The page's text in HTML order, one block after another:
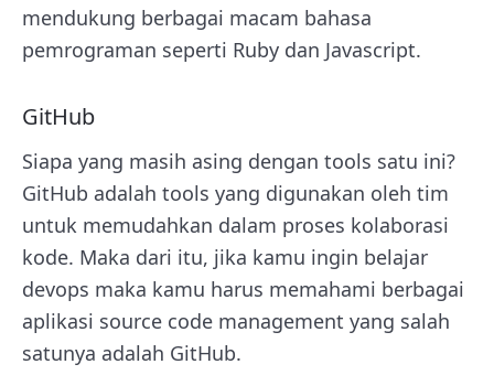
mendukung berbagai macam bahasa
pemrograman seperti Ruby dan Javascript.
GitHub
Siapa yang masih asing dengan tools satu ini?
GitHub adalah tools yang digunakan oleh tim
untuk memudahkan dalam proses kolaborasi
kode. Maka dari itu, jika kamu ingin belajar
devops maka kamu harus memahami berbagai
aplikasi source code management yang salah
satunya adalah GitHub.